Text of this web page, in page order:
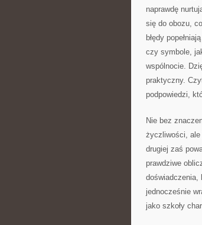
naprawdę
się do obozu,
błędy
czy symbole,
wspólnocie.
praktyczny.
podpowiedzi,
Nie bez
życzliwości, ale
drugiej zaś
prawdziwe
doświadczenia,
jednocześnie
jako szkoły